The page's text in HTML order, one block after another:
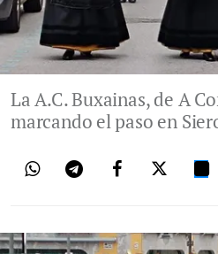
La A.C. Buxainas, de A
marcando el paso en